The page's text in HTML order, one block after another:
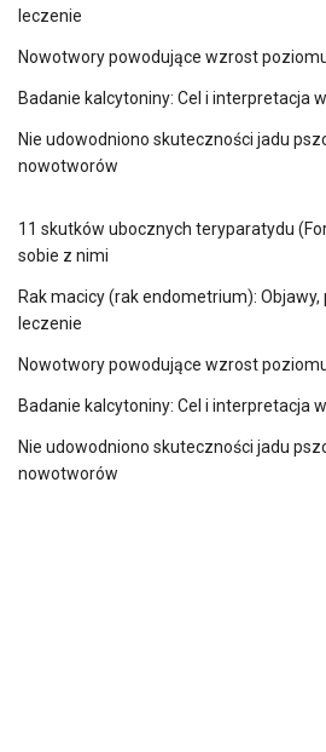
leczenie
Nowotwory powodujące wzrost
Badanie kalcytoniny: Cel i interpretacja
Nie udowodniono skuteczności jadu
nowotworów
11 skutków ubocznych teryparatydu
sobie z nimi
Rak macicy (rak endometrium):
leczenie
Nowotwory powodujące wzrost
Badanie kalcytoniny: Cel i interpretacja
Nie udowodniono skuteczności jadu
nowotworów